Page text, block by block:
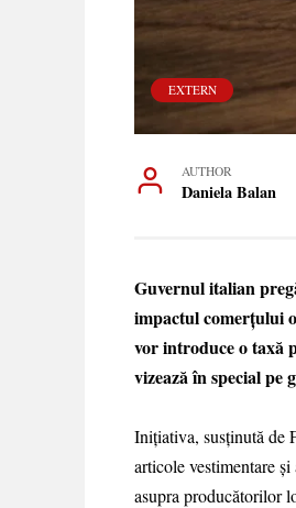
EXTERN
AUTHOR
Daniela Balan
Guvernul italian
impactul comerțului
vor introduce o taxă
vizează în special pe
Inițiativa, susținută de
articole vestimentare
asupra producătorilor